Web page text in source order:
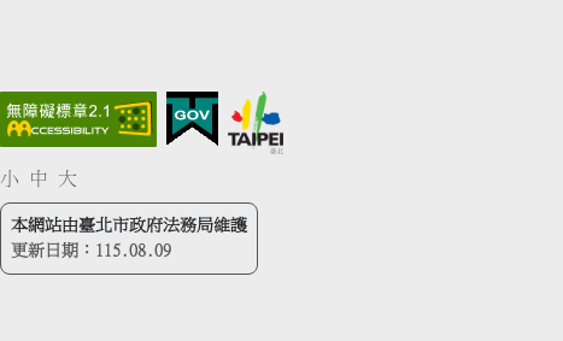
小 中 大
本網站由臺北市政府法務局維護
更新日期： 115.08.09